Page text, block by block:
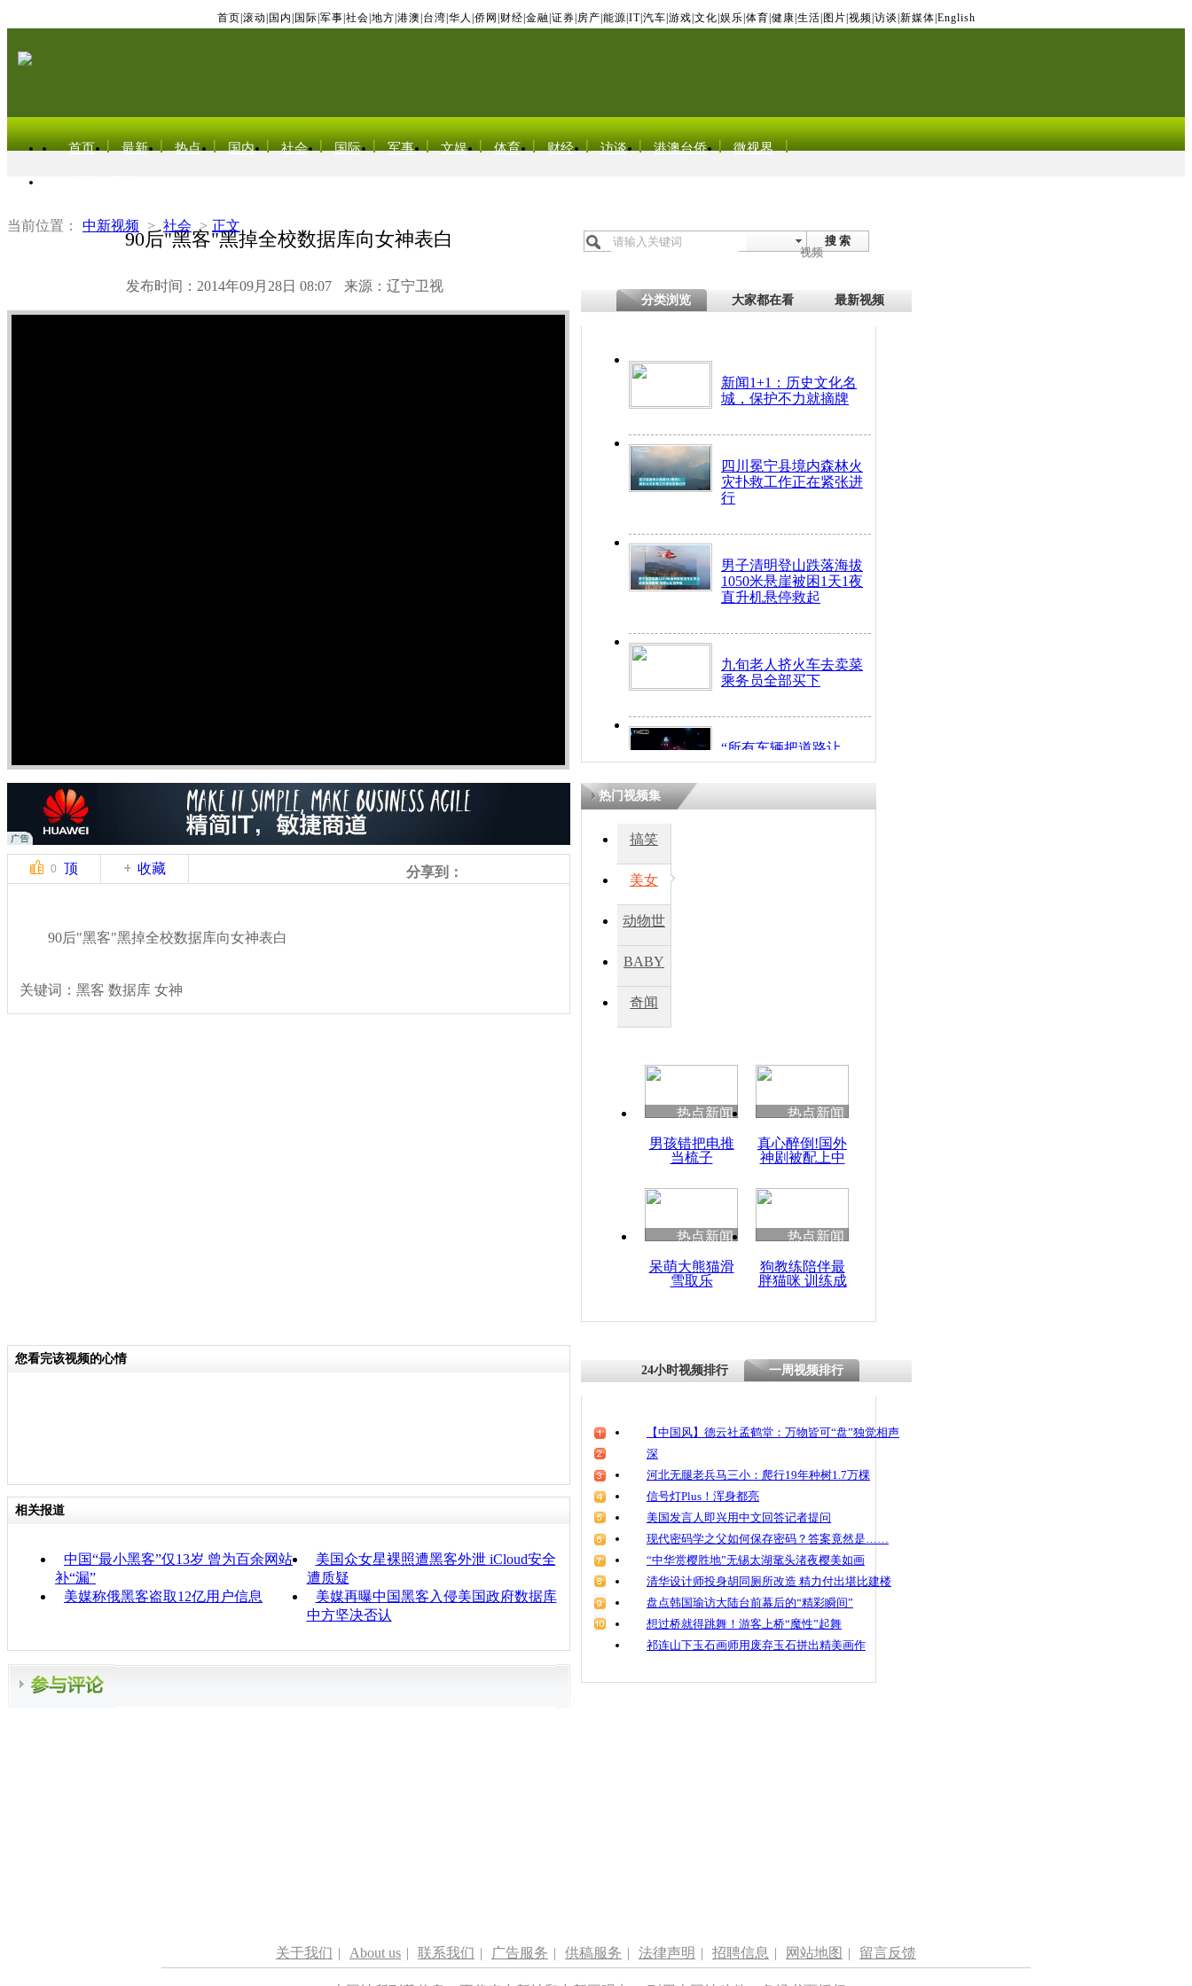
首页 滚动 国内 国际 军事 社会 地方 港澳 台湾 华人 侨网 财经 金融 证券 房产 能源 IT| 汽车 游戏 文化 娱乐 体育 健康 生活 图片 视频 访谈 新媒体 English
首页 最新 热点 国内 社会 国际 军事 文娱 体育 财经 访谈 港澳台侨 微视界
当前位置： 中新视频 > 社会 > 正文
90后"黑客"黑掉全校数据库向女神表白
发布时间：2014年09月28日 08:07 来源：辽宁卫视
搜 索
视频
分类浏览 大家都在看 最新视频
新闻1+1：历史文化名
城，保护不力就摘牌
四川冕宁县境内森林火
灾扑救工作正在紧张进
行
男子清明登山跌落海拔
1050米悬崖被困1天1夜
直升机悬停救起
九旬老人挤火车去卖菜
乘务员全部买下
“所有车辆把道路让
开！”儿童突发疾病交
因
度苗族花山节
魂
0 顶 收藏 分享到：
90后"黑客"黑掉全校数据库向女神表白
关键词：黑客 数据库 女神
热门视频集
搞笑
美女
动物世
BABY
秀
奇闻
热点新闻
男孩错把电推
当梳子
热点新闻
真心醉倒!国外
神剧被配上中
热点新闻
呆萌大熊猫滑
雪取乐
热点新闻
狗教练陪伴最
胖猫咪 训练成
您看完该视频的心情
相关报道
中国“最小黑客”仅13岁 曾为百余网站
补“漏”
美国众女星裸照遭黑客外泄 iCloud安全
遭质疑
美媒称俄黑客盗取12亿用户信息
美媒再曝中国黑客入侵美国政府数据库
中方坚决否认
24小时视频排行 一周视频排行
【中国风】德云社孟鹤堂：万物皆可“盘”独觉相声
深
河北无腿老兵马三小：爬行19年种树1.7万棵
信号灯Plus！浑身都亮
美国发言人即兴用中文回答记者提问
现代密码学之父如何保存密码？答案竟然是……
“中华赏樱胜地”无锡太湖鼋头渚夜樱美如画
清华设计师投身胡同厕所改造 精力付出堪比建楼
盘点韩国瑜访大陆台前幕后的“精彩瞬间”
想过桥就得跳舞！游客上桥“魔性”起舞
祁连山下玉石画师用废弃玉石拼出精美画作
关于我们 | About us | 联系我们 | 广告服务 | 供稿服务 | 法律声明 | 招聘信息 | 网站地图 | 留言反馈